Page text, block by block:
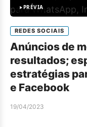
PRÉVIA
REDES SOCIAIS
Anúncios de
resultados;
estratégias
e Facebook
19/04/2023